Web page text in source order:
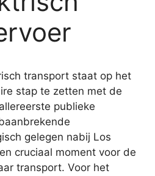
transport staat op het
stap te zetten met de
publieke
gelegen nabij Los
cruciaal moment voor de
transport. Voor het